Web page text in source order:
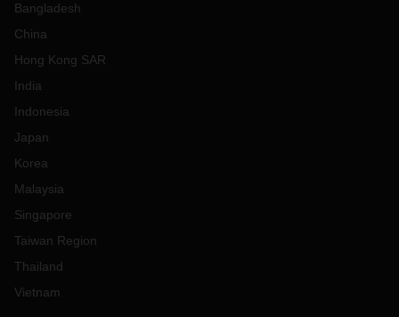
Bangladesh
China
Hong Kong SAR
India
Indonesia
Japan
Korea
Malaysia
Singapore
Taiwan Region
Thailand
Vietnam